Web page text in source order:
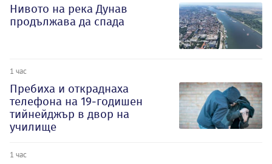
Нивото на река Дунав
продължава да спада
1 час
Пребиха и откраднаха
телефона на 19-годишен
тийнейджър в двор на
училище
1 час